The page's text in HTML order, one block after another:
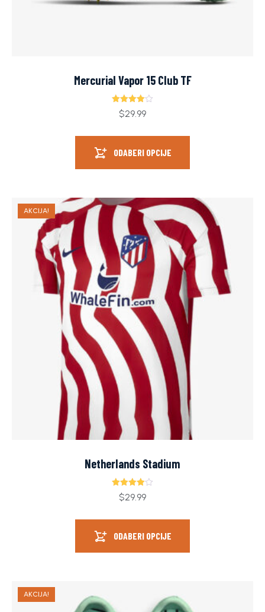
Mercurial Vapor 15 Club TF
Ocjenjeno
4.00
$29.99
ODABERI OPCIJE
AKCIJA!
Netherlands Stadium
Ocjenjeno
4.00
$29.99
ODABERI OPCIJE
AKCIJA!